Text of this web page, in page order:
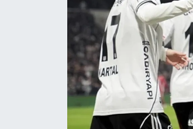
Resmi İlanlar